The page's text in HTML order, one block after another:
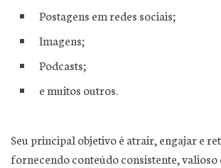
Postagens em redes sociais;
Imagens;
Podcasts;
e muitos outros.
Seu principal objetivo é atrair, engajar e
fornecendo conteúdo consistente, valioso